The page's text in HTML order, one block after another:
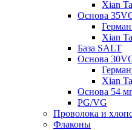
Xian
Основа
Xian
База SALT
Основа
Xian
Основа 54
PG/VG
Проволока и
Флаконы